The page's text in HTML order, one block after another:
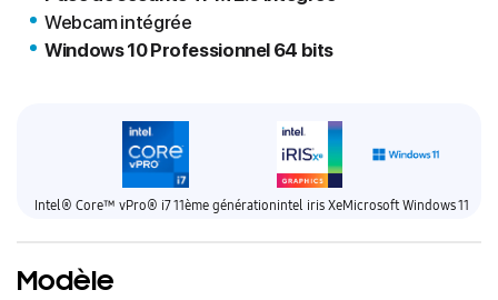
Webcam intégrée
Windows 10 Professionnel 64 bits
Intel® Core™ vPro® i7 11ème générationintel iris XeMicrosoft Windows 11
Modèle